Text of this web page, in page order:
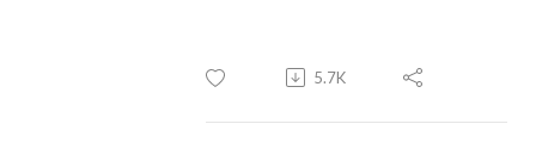
5.7K